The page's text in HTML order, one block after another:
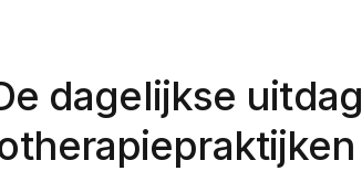
dagelijkse